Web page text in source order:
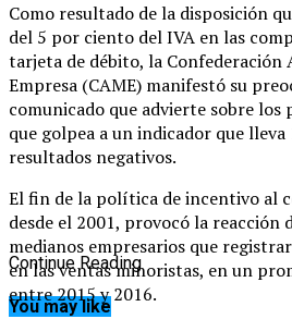
Como resultado de la disposición
del 5 por ciento del IVA en las
tarjeta de débito, la Confederación
Empresa (CAME) manifestó su
comunicado que advierte sobre los
que golpea a un indicador que lleva
resultados negativos.
El fin de la política de incentivo al
desde el 2001, provocó la reacción
medianos empresarios que
en las ventas minoristas, en un
entre 2015 y 2016.
Continue Reading
You may like